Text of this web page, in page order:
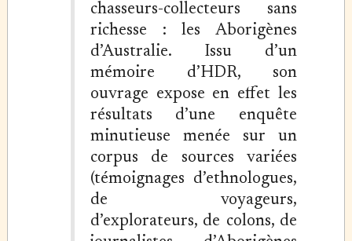
chasseurs-collecteurs sans
richesse : les Aborigènes
d’Australie. Issu d’un
mémoire d’HDR, son
ouvrage expose en effet les
résultats d’une enquête
minutieuse menée sur un
corpus de sources variées
(témoignages d’ethnologues,
de voyageurs,
d’explorateurs, de colons, de